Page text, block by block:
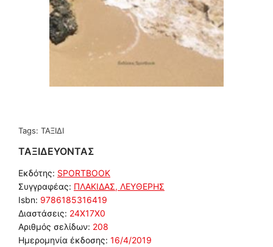
Tags: ΤΑΞΙΔΙ
ΤΑΞΙΔΕΥΟΝΤΑΣ
Εκδότης: SPORTBOOK
Συγγραφέας: ΠΛΑΚΙΔΑΣ, ΛΕΥΘΕΡΗΣ
Isbn: 9786185316419
Διαστάσεις: 24Χ17Χ0
Αριθμός σελίδων: 208
Ημερομηνία έκδοσης: 16/4/2019